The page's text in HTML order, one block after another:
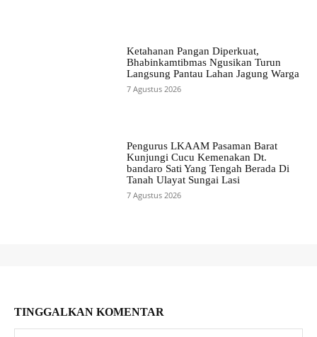
Ketahanan Pangan Diperkuat,
Bhabinkamtibmas Ngusikan Turun
Langsung Pantau Lahan Jagung Warga
7 Agustus 2026
Pengurus LKAAM Pasaman Barat
Kunjungi Cucu Kemenakan Dt.
bandaro Sati Yang Tengah Berada Di
Tanah Ulayat Sungai Lasi
7 Agustus 2026
TINGGALKAN KOMENTAR